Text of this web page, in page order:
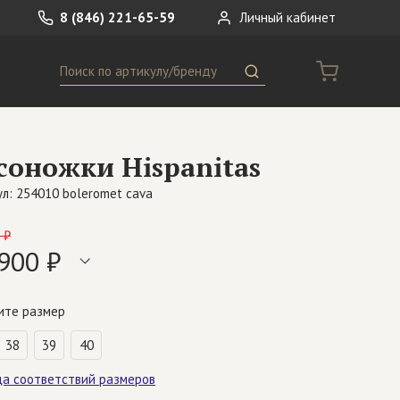
8 (846) 221-65-59 Личный кабинет
Другое
Поиск
Hispanitas
254010 boleromet cava
₽
₽
размер
38 39 40
соответствий размеров